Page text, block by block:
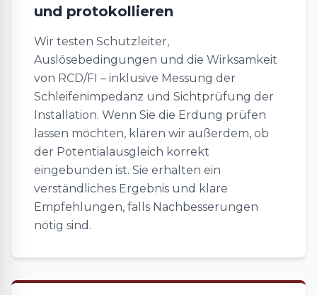
und protokollieren
Wir testen Schutzleiter,
Auslösebedingungen und die Wirksamkeit
von RCD/FI – inklusive Messung der
Schleifenimpedanz und Sichtprüfung der
Installation. Wenn Sie die Erdung prüfen
lassen möchten, klären wir außerdem, ob
der Potentialausgleich korrekt
eingebunden ist. Sie erhalten ein
verständliches Ergebnis und klare
Empfehlungen, falls Nachbesserungen
nötig sind.